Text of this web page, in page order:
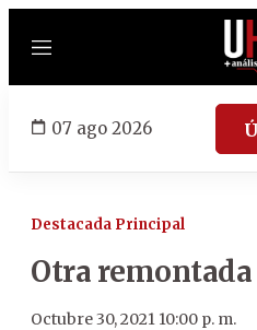
Menú
07 ago 2026
Destacada Principal
Otra remontada
Octubre 30, 2021 10:00 p. m.